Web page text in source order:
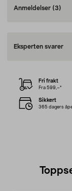
Anmeldelser (3)
Eksperten svarer
Fri frakt
Fra 599,–*
Sikkert
365 dagers